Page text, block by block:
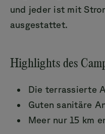
und jeder ist mit
ausgestattet.
Highlights des
Die terrassierte
Guten sanitäre
Meer nur 15 km